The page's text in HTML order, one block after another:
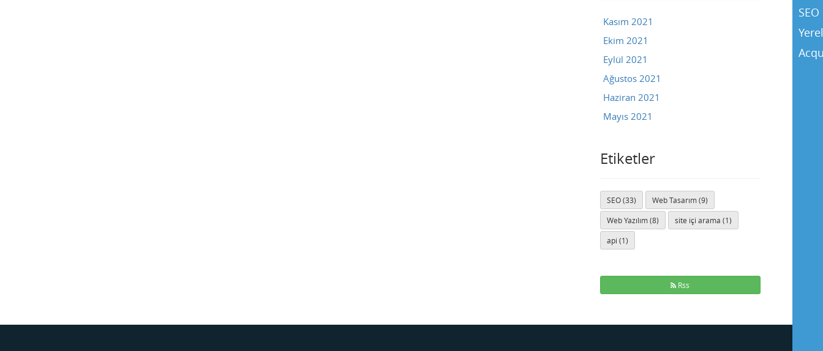
Kasım 2021
Ekim 2021
Eylül 2021
Ağustos 2021
Haziran 2021
Mayıs 2021
Etiketler
SEO (33) Web Tasarım (9)
Web Yazılım (8) site içi arama (1)
api (1)
Rss
Buse
Genellikle anında yanıt verir